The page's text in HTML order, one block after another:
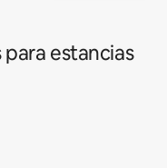
estancias